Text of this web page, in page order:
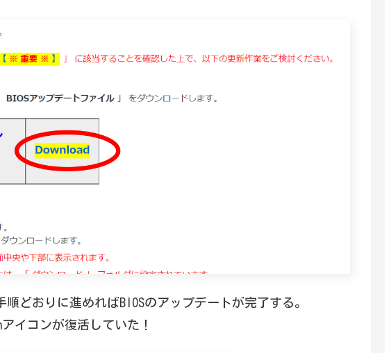
どおりに進めればBIOSのアップデートが完了する。
イコンが復活していた！